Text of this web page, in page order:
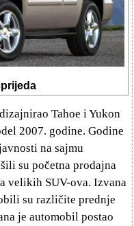
Tahoe i Yukon
2007. godine. Godine
na sajmu
su početna prodajna
velikih SUV-ova. Izvana
su različite prednje
je automobil postao